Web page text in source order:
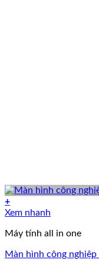
+
Xem nhanh
Máy tính all in one
Màn hình công